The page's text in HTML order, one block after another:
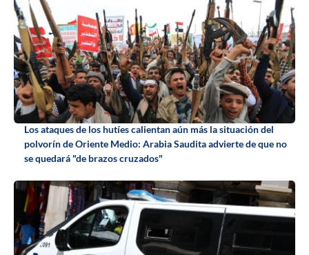
Los ataques de los hutíes calientan aún más la situación del
polvorín de Oriente Medio: Arabia Saudita advierte de que no
se quedará "de brazos cruzados"